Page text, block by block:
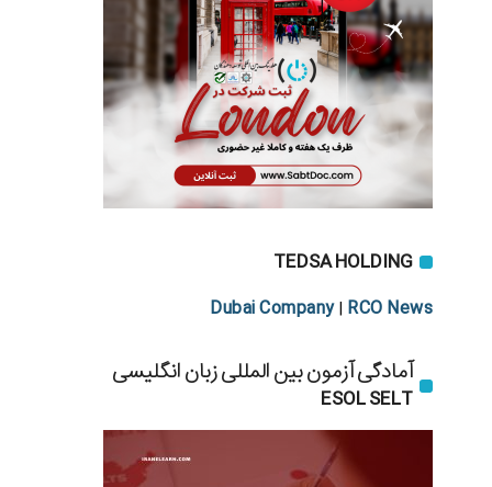
TEDSA HOLDING
Dubai Company| RCO News
آمادگی آزمون بین المللی زبان انگلیسی
ESOL SELT